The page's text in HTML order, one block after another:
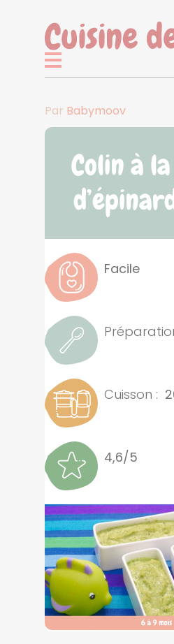
Par Babymoov
Colin à
Facile
Cuisson :
4,6/5